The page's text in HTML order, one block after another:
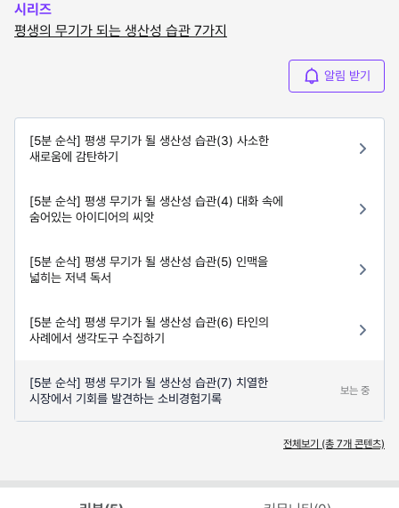
시리즈
평생의 무기가 되는 생산성 습관 7가지
알림 받기
[5분 순삭] 평생 무기가 될 생산성 습관(3) 사소한
새로움에 감탄하기
[5분 순삭] 평생 무기가 될 생산성 습관(4) 대화 속에
숨어있는 아이디어의 씨앗
[5분 순삭] 평생 무기가 될 생산성 습관(5) 인맥을
넓히는 저녁 독서
[5분 순삭] 평생 무기가 될 생산성 습관(6) 타인의
사례에서 생각도구 수집하기
[5분 순삭] 평생 무기가 될 생산성 습관(7) 치열한
시장에서 기회를 발견하는 소비경험기록
보는 중
전체보기 (총 7개 콘텐츠)